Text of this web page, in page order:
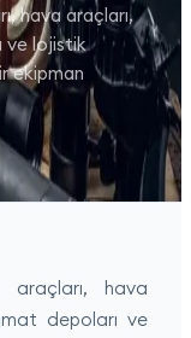
hava araçları,
ve lojistik
ekipman
araçları, hava
depoları ve